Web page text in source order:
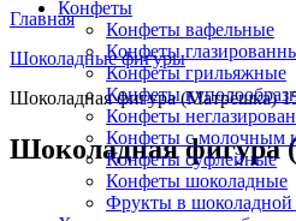
Конфеты
Конфеты вафельные
Конфеты
Конфеты грильяжные
Конфеты
Конфеты
Конфеты с молочным
Конфеты суфлейные
Конфеты шоколадные
Фрукты в шоколадной
Главная
Шоколадные фигуры
Шоколадная фигура (Матрёшка)
Шоколадная фигура